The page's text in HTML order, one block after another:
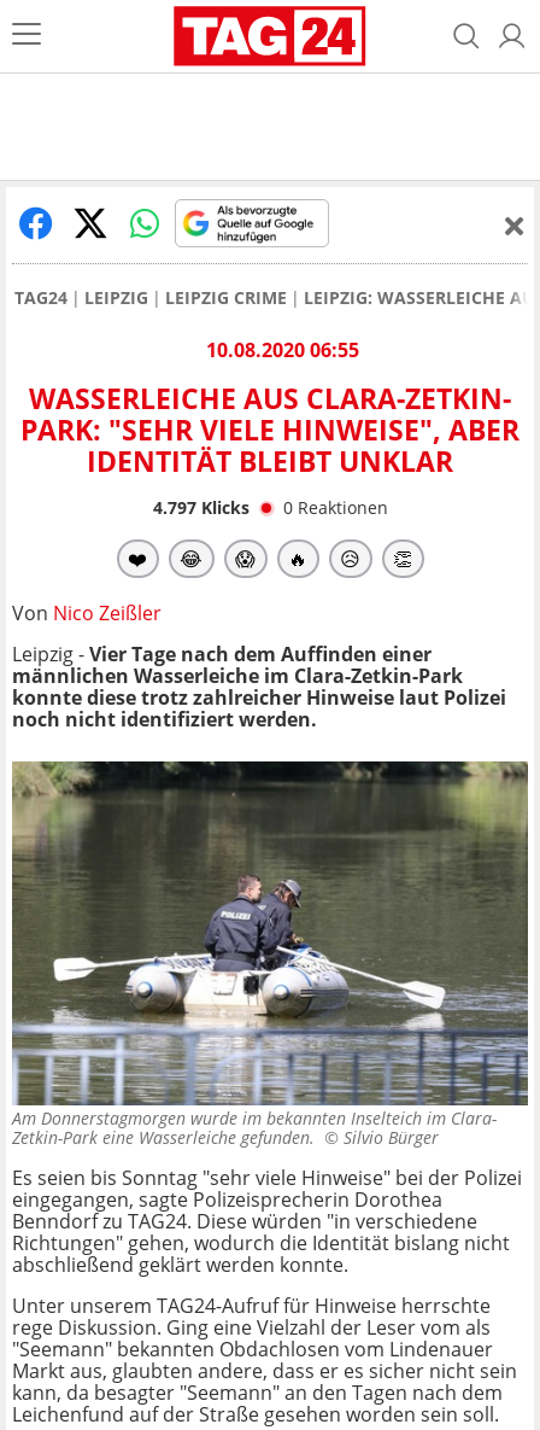
TAG24 LEIPZIG LEIPZIG CRIME LEIPZIG: WASSERLEICHE
10.08.2020 06:55
WASSERLEICHE AUS CLARA-ZETKIN-
PARK: "SEHR VIELE HINWEISE", ABER
IDENTITÄT BLEIBT UNKLAR
4.797Klicks 0 Reaktionen
❤️ 😂 😱 🔥 😥 👏
Von Nico Zeißler
Leipzig -Vier Tage nach dem Auffinden einer
männlichen Wasserleiche im Clara-Zetkin-Park
konnte diese trotz zahlreicher Hinweise laut Polizei
noch nicht identifiziert werden.
Am Donnerstagmorgen wurde im bekannten Inselteich im Clara-
Zetkin-Park eine Wasserleiche gefunden. © Silvio Bürger
Es seien bis Sonntag "sehr viele Hinweise" bei der Polizei
eingegangen, sagte Polizeisprecherin Dorothea
Benndorf zu TAG24. Diese würden "in verschiedene
Richtungen" gehen, wodurch die Identität bislang nicht
abschließend geklärt werden konnte.
Unter unserem TAG24-Aufruf für Hinweise herrschte
rege Diskussion. Ging eine Vielzahl der Leser vom als
"Seemann" bekannten Obdachlosen vom Lindenauer
Markt aus, glaubten andere, dass er es sicher nicht sein
kann, da besagter "Seemann" an den Tagen nach dem
Leichenfund auf der Straße gesehen worden sein soll.